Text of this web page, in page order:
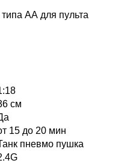
АА для пульта
см
15 до 20 мин
пневмо пушка